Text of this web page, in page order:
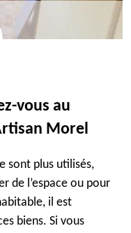
vous au
Morel
sont plus utilisés,
de l’espace ou pour
il est
biens. Si vous